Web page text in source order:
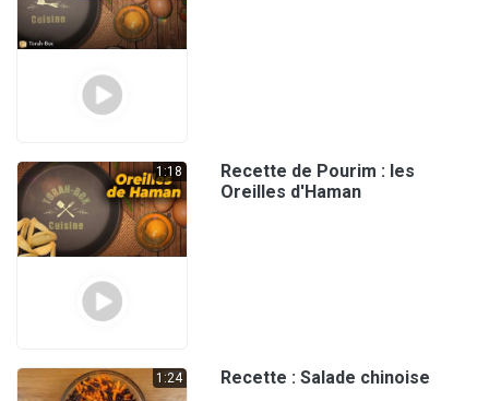
1:18
Recette de Pourim : les
Oreilles d'Haman
1:24 Recette : Salade chinoise